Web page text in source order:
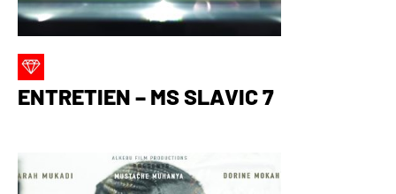
ENTRETIEN – MS SLAVIC 7